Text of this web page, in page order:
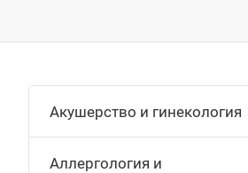
Акушерство и гинекология
Аллергология и